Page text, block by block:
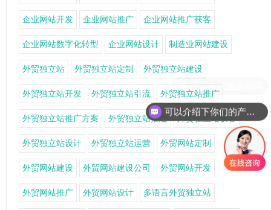
企业网站开发 企业网站推广 企业网站推广获客
企业网站数字化转型 企业网站设计 制造业网站建设
外贸独立站 外贸独立站定制 外贸独立站建设
外贸独立站开发 外贸独立站引流 外贸独立站推广
外贸独立站推广方案 外贸独立站搭建 外贸独立站获客
外贸独立站设计 外贸独立站运营 外贸网站定制
外贸网站建设 外贸网站建设公司 外贸网站开发
外贸网站推广 外贸网站设计 多语言外贸独立站
可以介绍下你们的产品么